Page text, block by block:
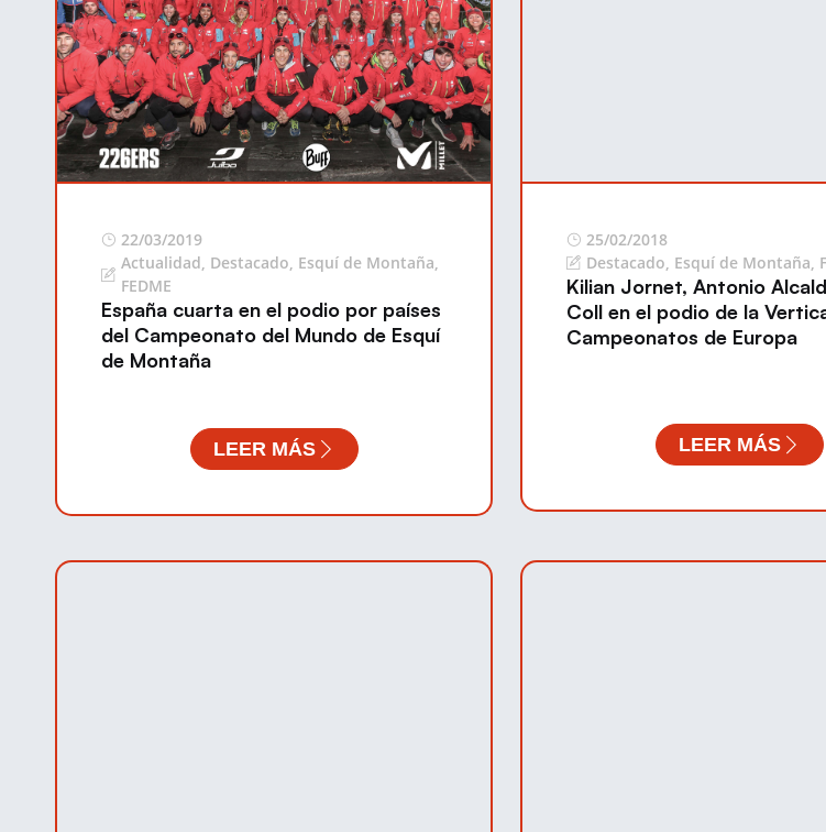
22/03/2019
Actualidad, Destacado, Esquí de Montaña,
FEDME
España cuarta en el podio por países
del Campeonato del Mundo de Esquí
de Montaña
LEER MÁS
25/02/2018
Destacado, Esquí de Montaña,
Kilian Jornet, Antonio
Coll en el podio de la
Campeonatos de Europa
LEER MÁS